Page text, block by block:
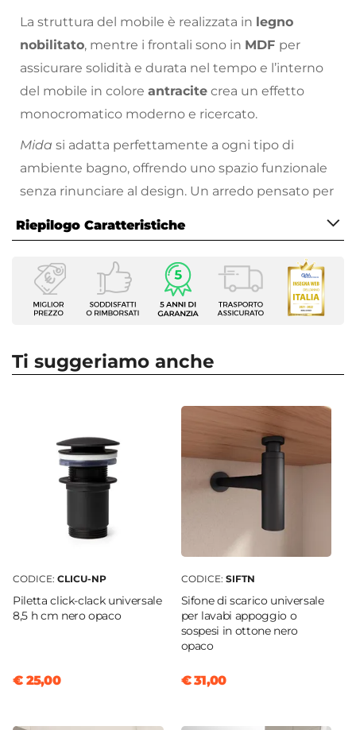
La struttura del mobile è realizzata in legno
nobilitato, mentre i frontali sono in MDF per
assicurare solidità e durata nel tempo e l’interno
del mobile in colore antracite crea un effetto
monocromatico moderno e ricercato.
Mida si adatta perfettamente a ogni tipo di
ambiente bagno, offrendo uno spazio funzionale
senza rinunciare al design. Un arredo pensato per
soluzione.
Riepilogo Caratteristiche
Caratteristiche Mobile
Larghezza
60 cm
Altezza
Struttura
Ante
Legno nobilitato
Frontale
Sistema Di Apertura
Maniglia
Colore Maniglie E Pomelli
Ti suggeriamo anche
CODICE: CLICU-NP
Piletta click-clack universale
8,5 h cm nero opaco
€ 25,00
CODICE: SIFTN
Sifone di scarico universale
per lavabi appoggio o
sospesi in ottone nero
opaco
€ 31,00